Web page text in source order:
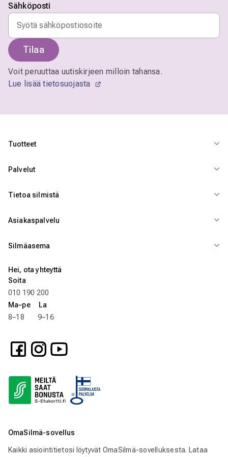
Sähköposti
Tilaa
Voit peruuttaa uutiskirjeen milloin tahansa.
Lue lisää tietosuojasta
Tuotteet
Palvelut
Tietoa silmistä
Asiakaspalvelu
Silmäasema
Hei, ota yhteyttä
Soita
010 190 200
Ma–pe La
8–18 9–16
OmaSilmä-sovellus
Kaikki asiointitietosi löytyvät OmaSilmä-sovelluksesta. Lataa